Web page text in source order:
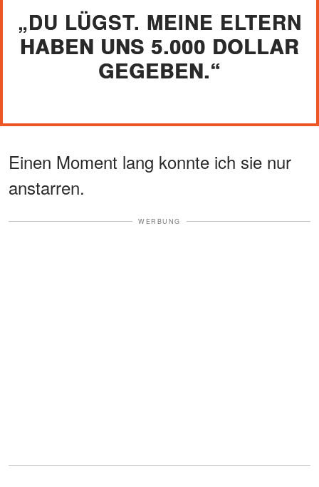
„DU LÜGST. MEINE ELTERN
HABEN UNS 5.000 DOLLAR
GEGEBEN.“
Einen Moment lang konnte ich sie nur
anstarren.
WERBUNG